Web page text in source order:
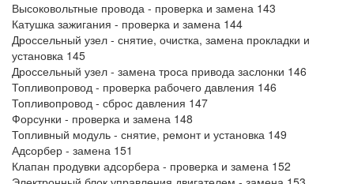
Высоковольтные провода - проверка и замена 143
Катушка зажигания - проверка и замена 144
Дроссельный узел - снятие, очистка, замена прокладки и
установка 145
Дроссельный узел - замена троса привода заслонки 146
Топливопровод - проверка рабочего давления 146
Топливопровод - сброс давления 147
Форсунки - проверка и замена 148
Топливный модуль - снятие, ремонт и установка 149
Адсорбер - замена 151
Клапан продувки адсорбера - проверка и замена 152